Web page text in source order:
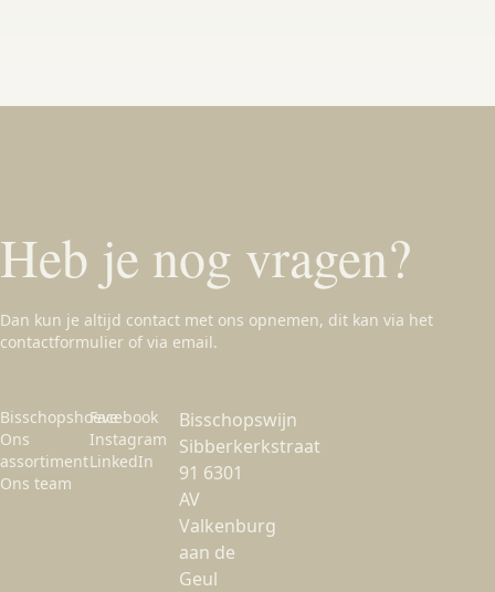
Heb je nog vragen?
Dan kun je altijd contact met ons opnemen, dit kan via het
contactformulier of via email.
Bisschopshoeve
Ons
assortiment
Ons team
Facebook
Instagram
LinkedIn
Bisschopswijn
Sibberkerkstraat
91 6301
AV
Valkenburg
aan de
Geul